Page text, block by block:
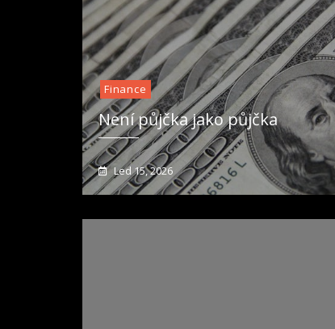
Finance
Není půjčka jako půjčka
Led 15, 2026